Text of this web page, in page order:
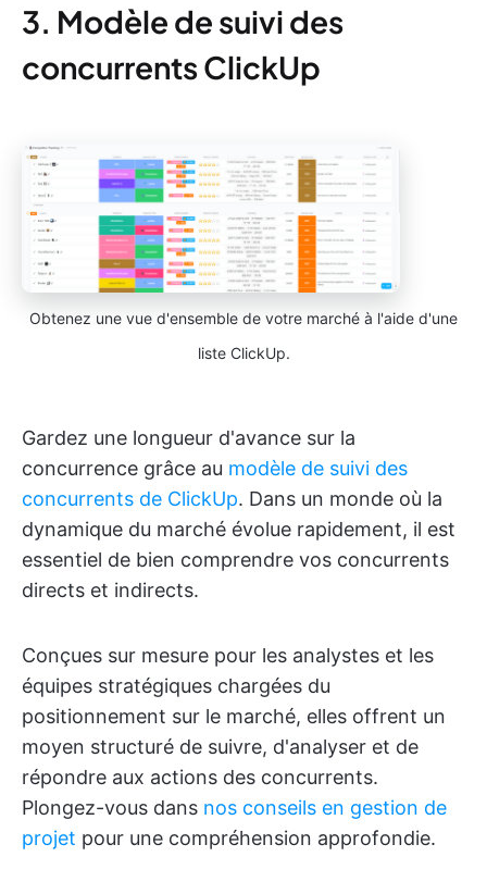
3. Modèle de suivi des
concurrents ClickUp
Obtenez une vue d'ensemble de votre marché à l'aide d'une
liste ClickUp.
Gardez une longueur d'avance sur la
concurrence grâce au modèle de suivi des
concurrents de ClickUp. Dans un monde où la
dynamique du marché évolue rapidement, il est
essentiel de bien comprendre vos concurrents
directs et indirects.
Conçues sur mesure pour les analystes et les
équipes stratégiques chargées du
positionnement sur le marché, elles offrent un
moyen structuré de suivre, d'analyser et de
répondre aux actions des concurrents.
Plongez-vous dans nos conseils en gestion de
projet pour une compréhension approfondie.